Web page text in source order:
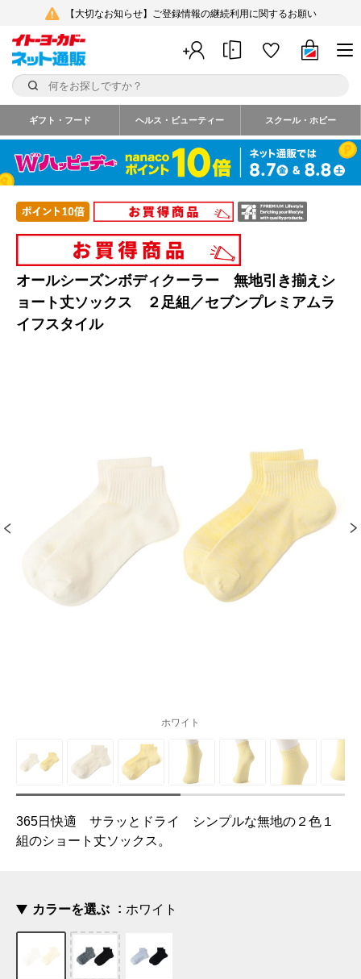
【大切なお知らせ】ご登録情報の継続利用に関するお願い
ギフト・フード ヘルス・ビューティー スクール・ホビー
オールシーズンボディクーラー 無地引き揃えシ
ョート丈ソックス ２足組／セブンプレミアムラ
イフスタイル
ホワイト
365日快適 サラッとドライ シンプルな無地の２色１
組のショート丈ソックス。
カラーを選ぶ ホワイト